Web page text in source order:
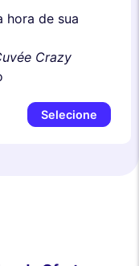
hora de sua
Crazy
Selecione